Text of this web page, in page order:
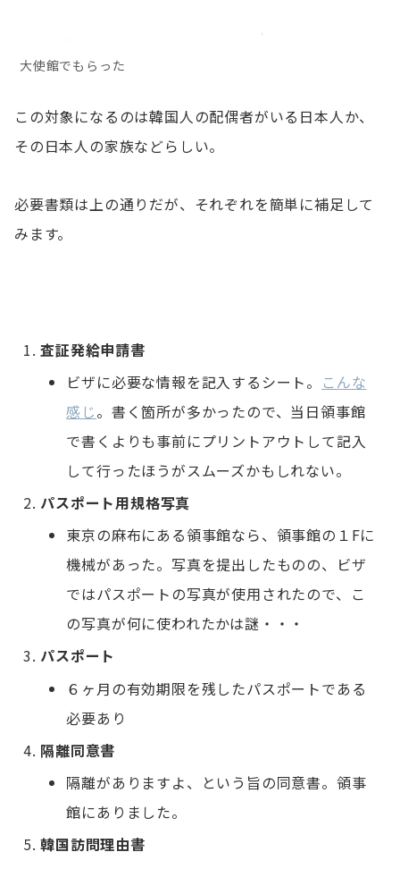
大使館でもらった
この対象になるのは韓国人の配偶者がいる日本人か、
その日本人の家族などらしい。
必要書類は上の通りだが、それぞれを簡単に補足して
みます。
査証発給申請書
ビザに必要な情報を記入するシート。 こんな
感じ。書く箇所が多かったので、当日領事館
で書くよりも事前にプリントアウトして記入
して行ったほうがスムーズかもしれない。
パスポート用規格写真
東京の麻布にある領事館なら、領事館の１Fに
機械があった。写真を提出したものの、ビザ
ではパスポートの写真が使用されたので、こ
の写真が何に使われたかは謎・・・
パスポート
６ヶ月の有効期限を残したパスポートである
必要あり
隔離同意書
隔離がありますよ、という旨の同意書。領事
館にありました。
韓国訪問理由書